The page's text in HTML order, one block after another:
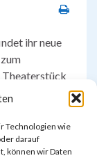
Technologien wie
darauf
können wir Daten
ihr neue
Theaterstück